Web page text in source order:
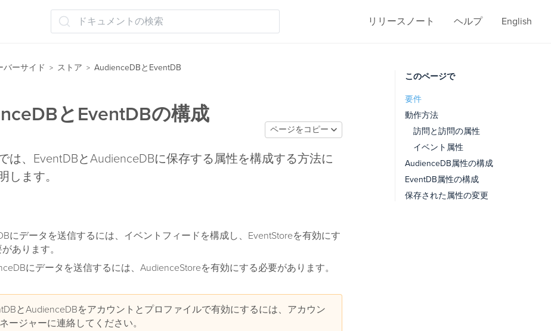
ドキュメントの検索 リリースノート ヘルプ English
バーサイド > ストア > AudienceDBとEventDB
とEventDBの構成
ページをコピー
は、EventDBとAudienceDBに保存する属性を構成する方法に
します。
にデータを送信するには、イベントフィードを構成し、EventStoreを有効にす
あります。
にデータを送信するには、AudienceStoreを有効にする必要があります。
とAudienceDBをアカウントとプロファイルで有効にするには、アカウン
ージャーに連絡してください。
このページで
要件
動作方法
訪問と訪問の属性
イベント属性
AudienceDB属性の構成
EventDB属性の構成
保存された属性の変更